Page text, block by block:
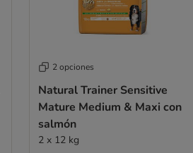
2 opciones
Natural Trainer Sensitive
Mature Medium & Maxi con
salmón
2 x 12 kg